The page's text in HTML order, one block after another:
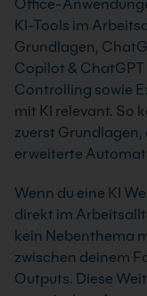
Office-
KI-Tools im
Grundlagen,
Copilot &
Controlling sowie
mit KI relevant. So
zuerst
erweiterte
Wenn du eine KI
direkt im
kein Nebenthema
zwischen deinem
Outputs. Diese